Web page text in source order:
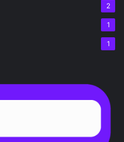
2
1
1